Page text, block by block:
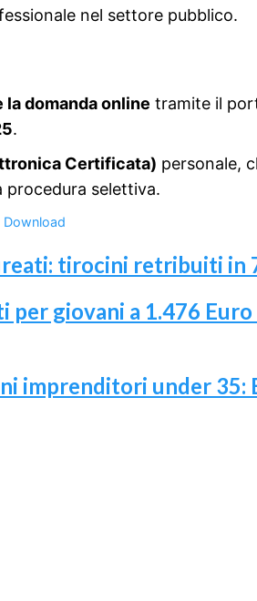
nel settore pubblico.
la domanda online tramite il
.
Certificata) personale,
procedura selettiva.
Download
tirocini retribuiti in
giovani a 1.476 Euro
imprenditori under 35: